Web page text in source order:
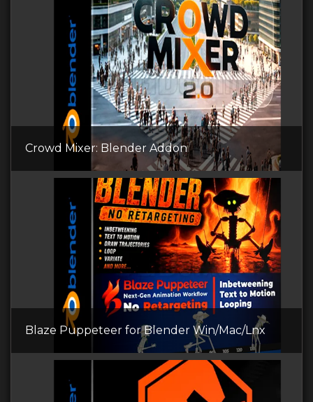
Crowd Mixer: Blender Addon
Blaze Puppeteer for Blender Win/Mac/Lnx